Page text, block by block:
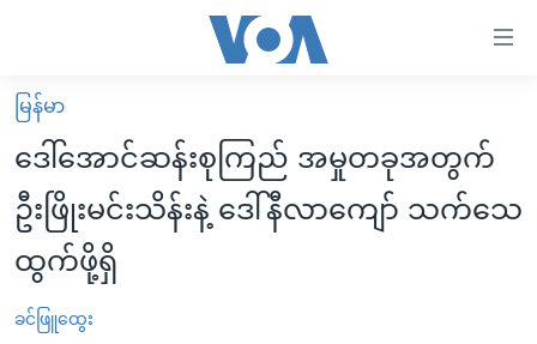
လွယ်ကူ
စေ
သည့်
Link
များ
ပင်မ
မူလစာမျက်နှာ
မြန်မာ
ကမ္ဘာ့သတင်းများ
နိုင်ငံတကာ
ဗွီဒီယို
မြန်မာ
ဒေါ်အောင်ဆန်းစုကြည် အမှုတခုအတွက်
ဦးဖြိုးမင်းသိန်းနဲ့ ဒေါ်နီလာကျော် သက်သေ
ထွက်ဖို့ရှိ
ခင်ဖြူထွေး